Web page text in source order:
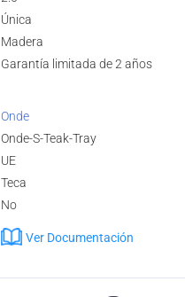
Única
Madera
Garantía limitada de 2 años
Onde
Onde-S-Teak-Tray
UE
Teca
No
Ver Documentación